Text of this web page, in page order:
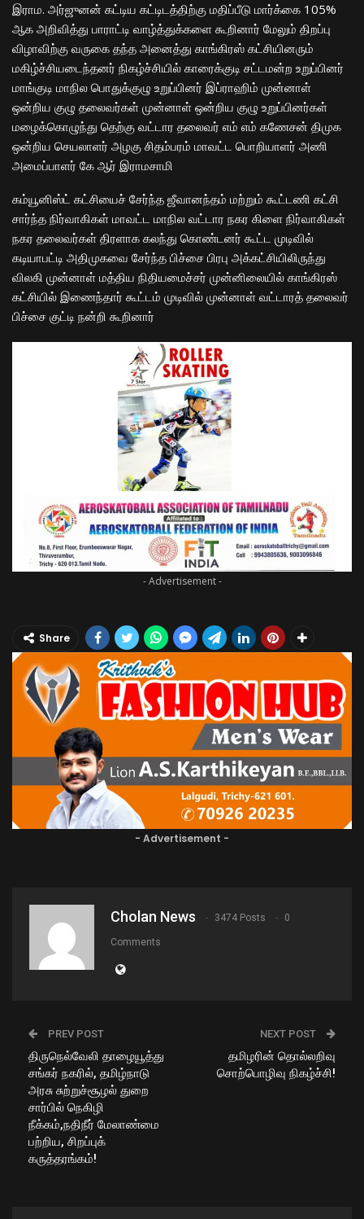
இராம. அர்ஜுனன் கட்டிய கட்டிடத்திற்கு மதிப்பீடு மார்க்கை 105%
ஆக அறிவித்து பாராட்டி வாழ்த்துக்களை கூறினார் மேலும் திறப்பு
விழாவிற்கு வருகை தந்த அனைத்து காங்கிரஸ் கட்சியினரும்
மகிழ்ச்சியடைந்தனர் நிகழ்ச்சியில் காரைக்குடி சட்டமன்ற உறுப்பினர்
மாங்குடி மாநில பொதுக்குழு உறுப்பினர் இப்ராஹிம் முன்னாள்
ஒன்றிய குழு தலைவர்கள் முன்னாள் ஒன்றிய குழு உறுப்பினர்கள்
மழைக்கொழுந்து தெற்கு வட்டார தலைவர் எம் எம் கணேசன் திமுக
ஒன்றிய செயலாளர் அழகு சிதம்பரம் மாவட்ட பொறியாளர் அணி
அமைப்பாளர் கே ஆர் இராமசாமி
கம்யூனிஸ்ட் கட்சியைச் சேர்ந்த ஜீவானந்தம் மற்றும் கூட்டணி கட்சி
சார்ந்த நிர்வாகிகள் மாவட்ட மாநில வட்டார நகர கிளை நிர்வாகிகள்
நகர தலைவர்கள் திரளாக கலந்து கொண்டனர் கூட்ட முடிவில்
கடியாபட்டி அதிமுகவை சேர்ந்த பிச்சை பிரபு அக்கட்சியிலிருந்து
விலகி முன்னாள் மத்திய நிதியமைச்சர் முன்னிலையில் காங்கிரஸ்
கட்சியில் இணைந்தார் கூட்டம் முடிவில் முன்னாள் வட்டாரத் தலைவர்
பிச்சை குட்டி நன்றி கூறினார்
- Advertisement -
Share
- Advertisement -
Cholan News 3474 Posts 0
Comments
PREV POST
திருநெல்வேலி தாழையூத்து
சங்கர் நகரில், தமிழ்நாடு
அரசு சுற்றுச்சூழல் துறை
சார்பில் நெகிழி
நீக்கம்,நதிநீர் மேலாண்மை
பற்றிய, சிறப்புக்
கருத்தரங்கம்!
NEXT POST
தமிழரின் தொல்லறிவு
சொற்பொழிவு நிகழ்ச்சி!